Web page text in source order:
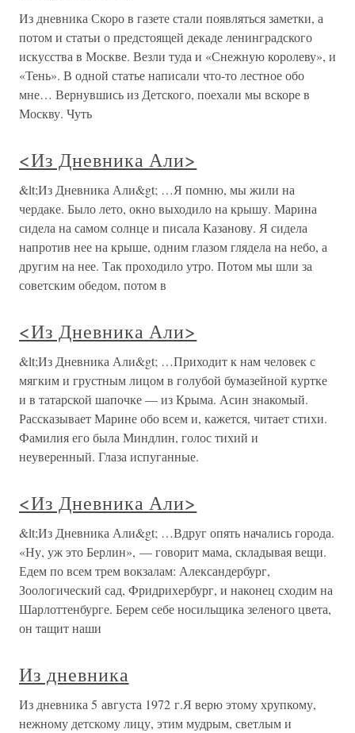
Из дневника Скоро в газете стали появляться заметки, а
потом и статьи о предстоящей декаде ленинградского
искусства в Москве. Везли туда и «Снежную королеву», и
«Тень». В одной статье написали что-то лестное обо
мне… Вернувшись из Детского, поехали мы вскоре в
Москву. Чуть
<Из Дневника Али>
&lt;Из Дневника Али&gt; …Я помню, мы жили на
чердаке. Было лето, окно выходило на крышу. Марина
сидела на самом солнце и писала Казанову. Я сидела
напротив нее на крыше, одним глазом глядела на небо, а
другим на нее. Так проходило утро. Потом мы шли за
советским обедом, потом в
<Из Дневника Али>
&lt;Из Дневника Али&gt; …Приходит к нам человек с
мягким и грустным лицом в голубой бумазейной куртке
и в татарской шапочке — из Крыма. Асин знакомый.
Рассказывает Марине обо всем и, кажется, читает стихи.
Фамилия его была Миндлин, голос тихий и
неуверенный. Глаза испуганные.
<Из Дневника Али>
&lt;Из Дневника Али&gt; …Вдруг опять начались города.
«Ну, уж это Берлин», — говорит мама, складывая вещи.
Едем по всем трем вокзалам: Александербург,
Зоологический сад, Фридрихербург, и наконец сходим на
Шарлоттенбурге. Берем себе носильщика зеленого цвета,
он тащит наши
Из дневника
Из дневника 5 августа 1972 г.Я верю этому хрупкому,
нежному детскому лицу, этим мудрым, светлым и